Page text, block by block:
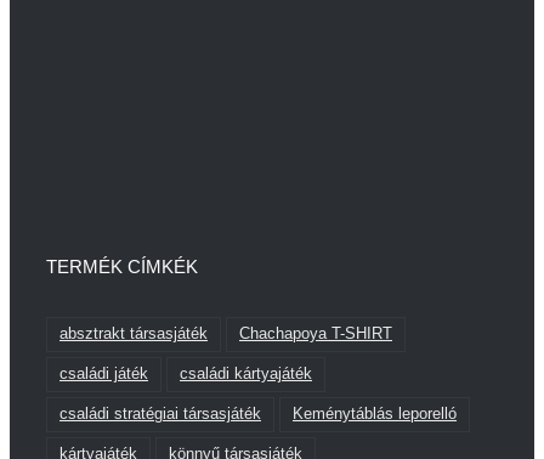
TERMÉK CÍMKÉK
absztrakt társasjáték Chachapoya T-SHIRT
családi játék családi kártyajáték
családi stratégiai társasjáték Keménytáblás leporelló
kártyajáték könnyű társasjáték